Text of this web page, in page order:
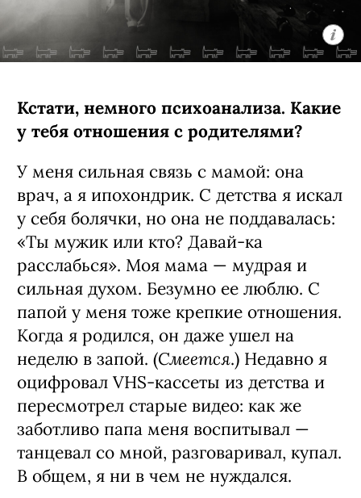
Кстати, немного психоанализа. Какие
у тебя отношения с родителями?
У меня сильная связь с мамой: она
врач, а я ипохондрик. С детства я искал
у себя болячки, но она не поддавалась:
«Ты мужик или кто? Давай-ка
расслабься». Моя мама — мудрая и
сильная духом. Безумно ее люблю. С
папой у меня тоже крепкие отношения.
Когда я родился, он даже ушел на
неделю в запой. (Смеется.) Недавно я
оцифровал VHS-кассеты из детства и
пересмотрел старые видео: как же
заботливо папа меня воспитывал —
танцевал со мной, разговаривал, купал.
В общем, я ни в чем не нуждался.